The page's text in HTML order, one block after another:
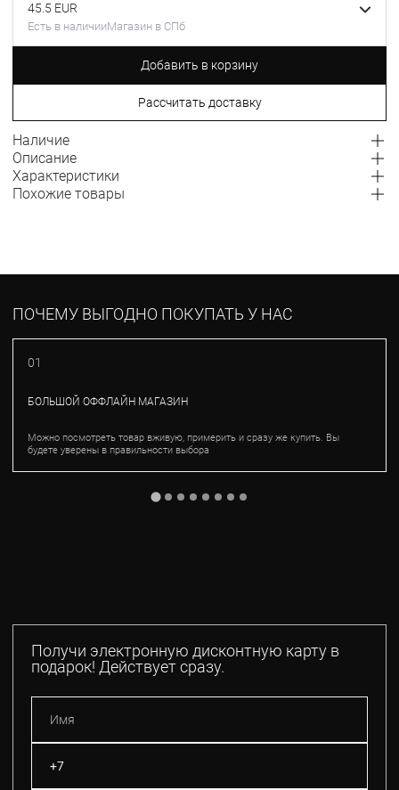
45.5 EUR
Есть в наличииМагазин в СПб
Добавить в корзину
Рассчитать доставку
Наличие
Описание
Характеристики
Похожие товары
ПОЧЕМУ ВЫГОДНО ПОКУПАТЬ У НАС
01
БОЛЬШОЙ ОФФЛАЙН МАГАЗИН
Можно посмотреть товар вживую, примерить и сразу же купить. Вы
будете уверены в правильности выбора
Получи электронную дисконтную карту в
подарок! Действует сразу.